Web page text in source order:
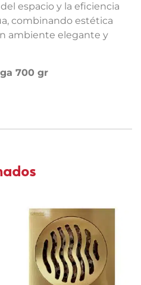
espacio y la eficiencia
combinando estética
ambiente elegante y
700 gr